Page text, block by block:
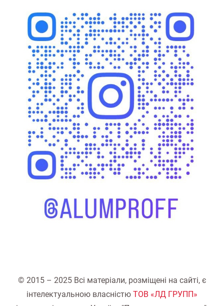
© 2015 – 2025 Всі матеріали, розміщені на сайті, є
інтелектуальною власністю ТОВ «ЛД ГРУПП»